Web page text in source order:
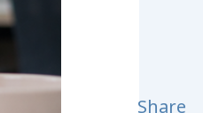
Share